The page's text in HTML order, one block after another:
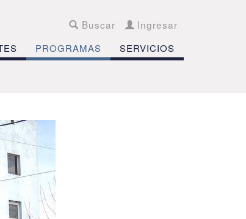
PROGRAMAS SERVICIOS
Buscar Ingresar